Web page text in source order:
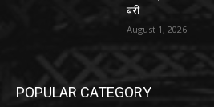
बरी
August 1, 2026
POPULAR CATEGORY